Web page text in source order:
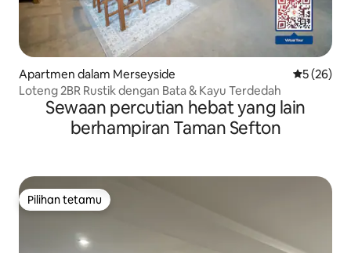
Apartmen dalam Merseyside Penarafan
5 (26)
Loteng 2BR Rustik dengan Bata & Kayu Terdedah
Sewaan percutian hebat yang lain
berhampiran Taman Sefton
Pilihan tetamu
Pilihan tetamu